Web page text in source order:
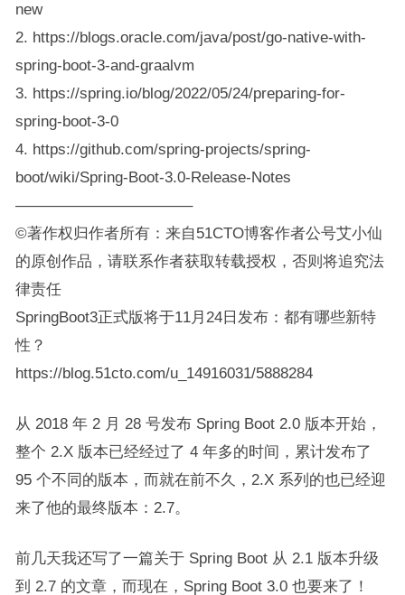
new
2. https://blogs.oracle.com/java/post/go-native-with-
spring-boot-3-and-graalvm
3. https://spring.io/blog/2022/05/24/preparing-for-
spring-boot-3-0
4. https://github.com/spring-projects/spring-
boot/wiki/Spring-Boot-3.0-Release-Notes
———————————–
©著作权归作者所有：来自51CTO博客作者公号艾小仙
的原创作品，请联系作者获取转载授权，否则将追究法
律责任
SpringBoot3正式版将于11月24日发布：都有哪些新特
性？
https://blog.51cto.com/u_14916031/5888284
从 2018 年 2 月 28 号发布 Spring Boot 2.0 版本开始，
整个 2.X 版本已经经过了 4 年多的时间，累计发布了
95 个不同的版本，而就在前不久，2.X 系列的也已经迎
来了他的最终版本：2.7。
前几天我还写了一篇关于 Spring Boot 从 2.1 版本升级
到 2.7 的文章，而现在，Spring Boot 3.0 也要来了！